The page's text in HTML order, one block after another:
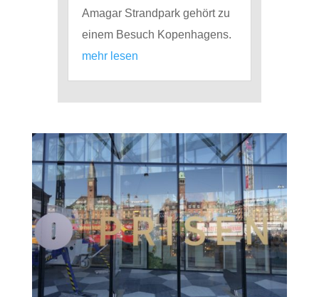
Amagar Strandpark gehört zu
einem Besuch Kopenhagens.
mehr lesen